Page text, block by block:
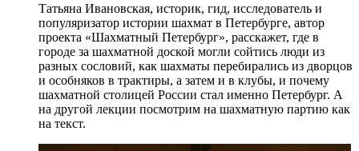
Татьяна Ивановская, историк, гид, исследователь и
популяризатор истории шахмат в Петербурге, автор
проекта «Шахматный Петербург», расскажет, где в
городе за шахматной доской могли сойтись люди из
разных сословий, как шахматы перебирались из дворцов
и особняков в трактиры, а затем и в клубы, и почему
шахматной столицей России стал именно Петербург. А
на другой лекции посмотрим на шахматную партию как
на текст.